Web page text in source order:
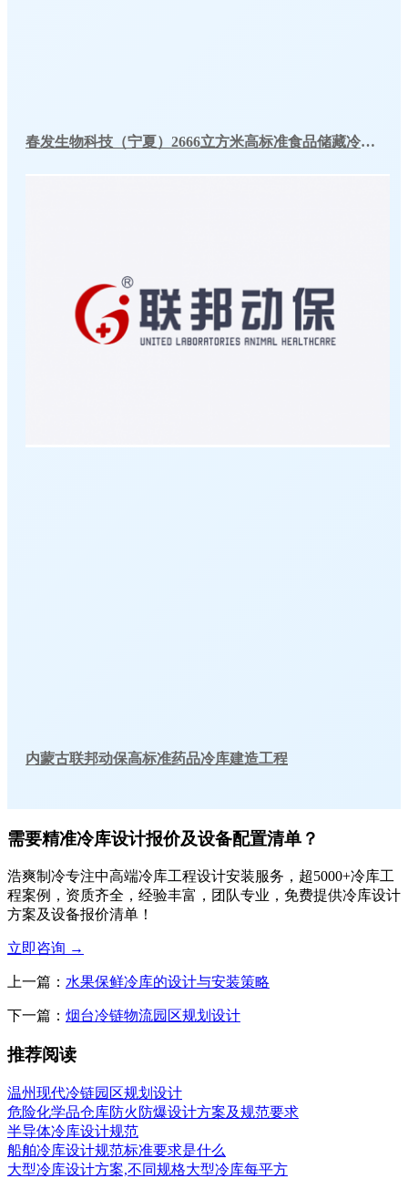
春发生物科技（宁夏）2666立方米高标准食品储藏冷库工程案例
内蒙古联邦动保高标准药品冷库建造工程
需要精准冷库设计报价及设备配置清单？
浩爽制冷专注中高端冷库工程设计安装服务，超5000+冷库工
程案例，资质齐全，经验丰富，团队专业，免费提供冷库设计
方案及设备报价清单！
立即咨询 →
上一篇： 水果保鲜冷库的设计与安装策略
下一篇： 烟台冷链物流园区规划设计
推荐阅读
温州现代冷链园区规划设计
危险化学品仓库防火防爆设计方案及规范要求
半导体冷库设计规范
船舶冷库设计规范标准要求是什么
大型冷库设计方案,不同规格大型冷库每平方